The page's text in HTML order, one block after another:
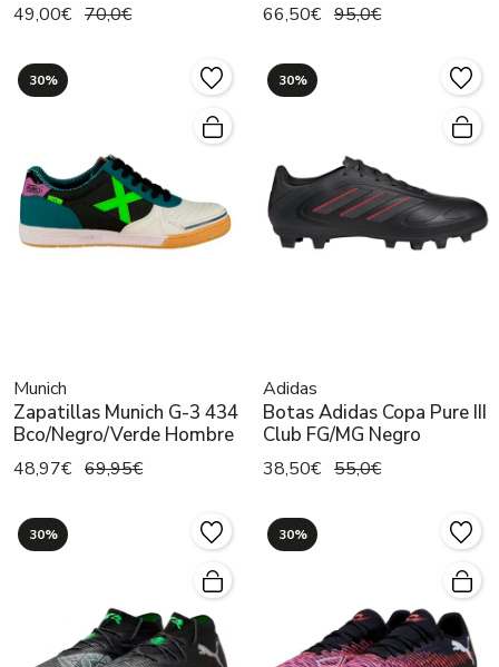
49,00€ 70,0€ 66,50€ 95,0€
30%
Munich
Zapatillas Munich G-3 434
Bco/Negro/Verde Hombre
48,97€ 69,95€
30%
Adidas
Botas Adidas Copa Pure III
Club FG/MG Negro
38,50€ 55,0€
30% 30%